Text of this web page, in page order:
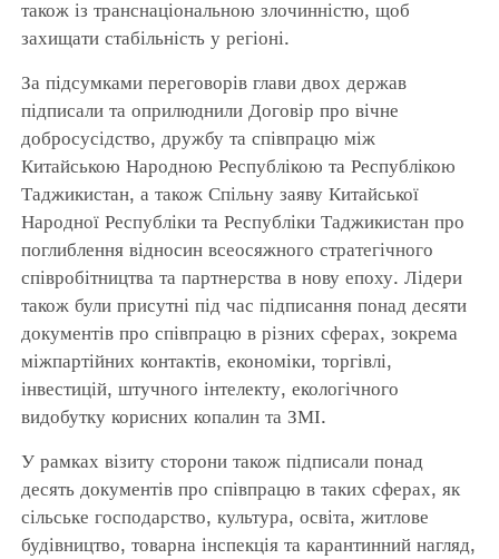
також із транснаціональною злочинністю, щоб
захищати стабільність у регіоні.
За підсумками переговорів глави двох держав
підписали та оприлюднили Договір про вічне
добросусідство, дружбу та співпрацю між
Китайською Народною Республікою та Республікою
Таджикистан, а також Спільну заяву Китайської
Народної Республіки та Республіки Таджикистан про
поглиблення відносин всеосяжного стратегічного
співробітництва та партнерства в нову епоху. Лідери
також були присутні під час підписання понад десяти
документів про співпрацю в різних сферах, зокрема
міжпартійних контактів, економіки, торгівлі,
інвестицій, штучного інтелекту, екологічного
видобутку корисних копалин та ЗМІ.
У рамках візиту сторони також підписали понад
десять документів про співпрацю в таких сферах, як
сільське господарство, культура, освіта, житлове
будівництво, товарна інспекція та карантинний нагляд,